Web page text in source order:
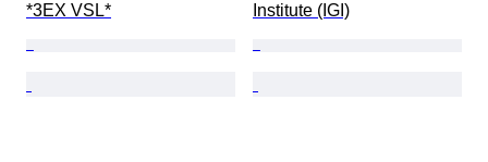
*3EX VSL*
Institute (IGI)